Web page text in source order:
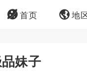
首页 地
妹子